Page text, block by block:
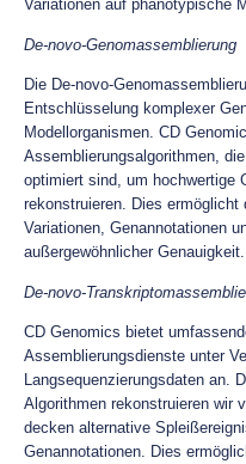
Variationen auf phänotypische
De-novo-Genomassemblierung
Die De-novo-
Entschlüsselung komplexer
Modellorganismen. CD
Assemblierungsalgorithmen,
optimiert sind, um hochwertige
rekonstruieren. Dies
Variationen, Genannotationen
außergewöhnlicher Genauigkeit.
De-novo-
CD Genomics bietet
Assemblierungsdienste unter
Langsequenzierungsdaten an.
Algorithmen rekonstruieren wir
decken alternative
Genannotationen. Dies